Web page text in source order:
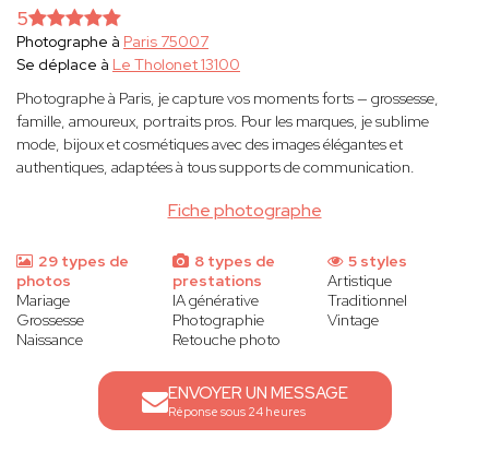
Fiche photographe
5
Photographe à Paris 75007
Se déplace à Le Tholonet 13100
Photographe à Paris, je capture vos moments forts — grossesse,
famille, amoureux, portraits pros. Pour les marques, je sublime
mode, bijoux et cosmétiques avec des images élégantes et
authentiques, adaptées à tous supports de communication.
29 types de
photos
Mariage
Grossesse
Naissance
8 types de
prestations
IA générative
Photographie
Retouche photo
5 styles
Artistique
Traditionnel
Vintage
ENVOYER UN MESSAGE
Réponse sous 24 heures